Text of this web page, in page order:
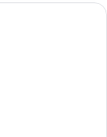
吧、客房內保險箱、書